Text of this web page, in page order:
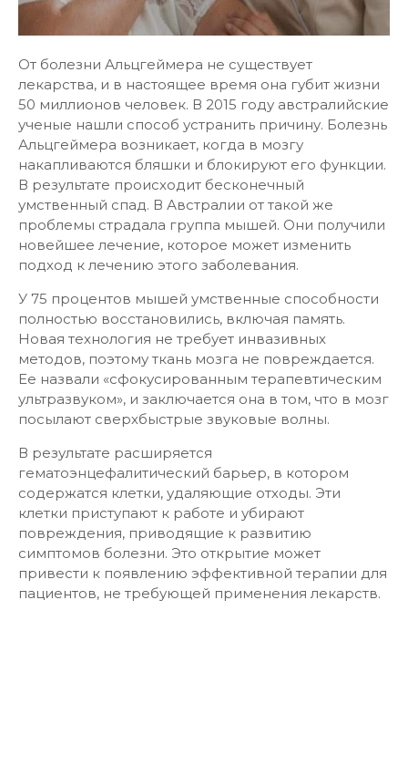
От болезни Альцгеймера не существует
лекарства, и в настоящее время она губит жизни
50 миллионов человек. В 2015 году австралийские
ученые нашли способ устранить причину. Болезнь
Альцгеймера возникает, когда в мозгу
накапливаются бляшки и блокируют его функции.
В результате происходит бесконечный
умственный спад. В Австралии от такой же
проблемы страдала группа мышей. Они получили
новейшее лечение, которое может изменить
подход к лечению этого заболевания.
У 75 процентов мышей умственные способности
полностью восстановились, включая память.
Новая технология не требует инвазивных
методов, поэтому ткань мозга не повреждается.
Ее назвали «сфокусированным терапевтическим
ультразвуком», и заключается она в том, что в мозг
посылают сверхбыстрые звуковые волны.
В результате расширяется
гематоэнцефалитический барьер, в котором
содержатся клетки, удаляющие отходы. Эти
клетки приступают к работе и убирают
повреждения, приводящие к развитию
симптомов болезни. Это открытие может
привести к появлению эффективной терапии для
пациентов, не требующей применения лекарств.